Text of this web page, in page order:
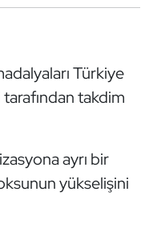
Türkiye
takdim
ayrı bir
yükselişini